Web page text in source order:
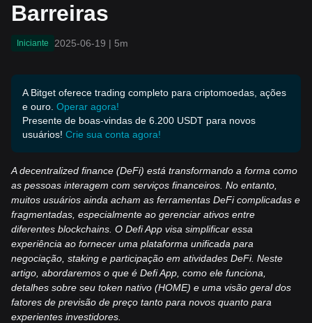
Barreiras
Iniciante 2025-06-19 | 5m
A Bitget oferece trading completo para criptomoedas, ações
e ouro. Operar agora!
Presente de boas-vindas de 6.200 USDT para novos
usuários! Crie sua conta agora!
A decentralized finance (DeFi) está transformando a forma como
as pessoas interagem com serviços financeiros. No entanto,
muitos usuários ainda acham as ferramentas DeFi complicadas e
fragmentadas, especialmente ao gerenciar ativos entre
diferentes blockchains. O Defi App visa simplificar essa
experiência ao fornecer uma plataforma unificada para
negociação, staking e participação em atividades DeFi. Neste
artigo, abordaremos o que é Defi App, como ele funciona,
detalhes sobre seu token nativo (HOME) e uma visão geral dos
fatores de previsão de preço tanto para novos quanto para
experientes investidores.